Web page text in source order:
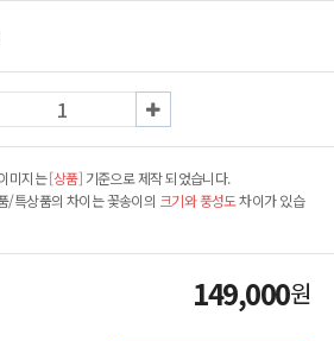
미지는[상품] 기준으로 제작 되었습니다.
/특상품의 차이는 꽃송이의 크기와 풍성도차이가 있습
149,000원